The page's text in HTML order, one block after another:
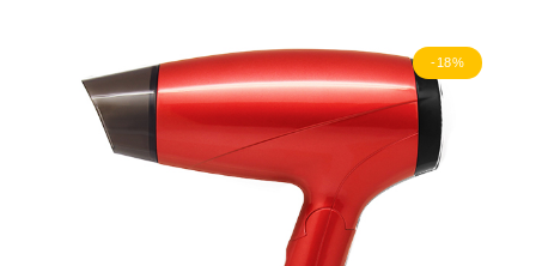
-18%